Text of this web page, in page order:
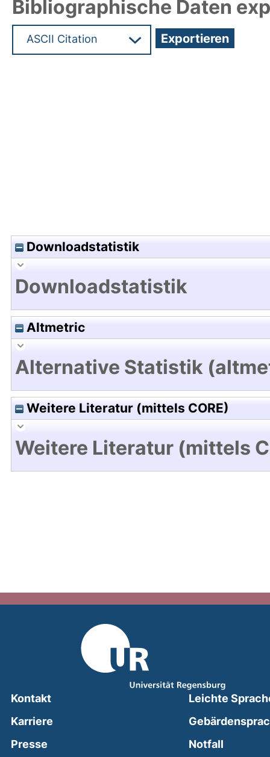
Bibliographische Daten
Downloadstatistik
Downloadstatistik
Altmetric
Alternative Statistik
Weitere Literatur (mittels CORE)
Weitere Literatur (mittels
Kontakt
Karriere
Presse
Leichte
Notfall